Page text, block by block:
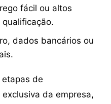
fácil ou altos
dados bancários ou
de
da empresa,